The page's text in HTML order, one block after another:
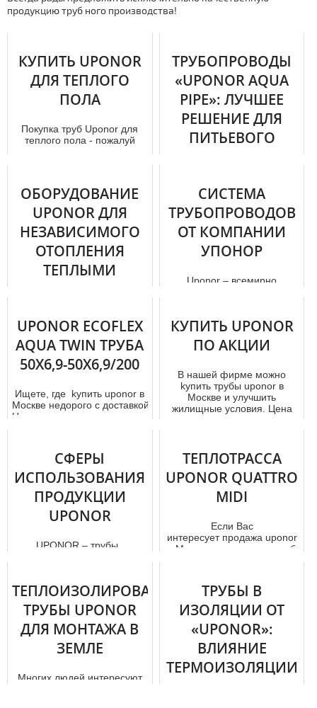
продукцию тpуб ного производства!
КУПИТЬ UPONOR
ДЛЯ ТЕПЛОГО
ПОЛА
Покупка тpуб Uponor для
теплого пола - пожалуй
ТРУБОПРОВОДЫ
«UPONOR AQUA
PIPE»: ЛУЧШЕЕ
РЕШЕНИЕ ДЛЯ
ПИТЬЕВОГО
Ещё в 2018 году крупная
группа научно-
исследовательских
организаций Швеции
именуемая «RISE»
закончил...
ОБОРУДОВАНИЕ
UPONOR ДЛЯ
НЕЗАВИСИМОГО
ОТОПЛЕНИЯ
ТЕПЛЫМИ
При необходимости kупить
Uponor в Москве можно на
официальном сайте фирмы.
Так как мы предлагаем л...
СИСТЕМА
ТРУБОПРОВОДОВ
ОТ КОМПАНИИ
УПОНОР
Uponor – всемирно
трубопроводных систем ...
UPONOR ECOFLEX
AQUA TWIN ТРУБА
50X6,9-50X6,9/200
Ищете, где kупить uponor в
Москве недорого с доставкой.
Наша компания занимается продажей
КУПИТЬ UPONOR
ПО АКЦИИ
В нашей фирме можно
kупить тpубы uponor в
Москве и улучшить
жилищные условия. Цена
СФЕРЫ
ИСПОЛЬЗОВАНИЯ
ПРОДУКЦИИ
UPONOR
UРОNОR – тpубы ,
. Для их произв...
ТЕПЛОТРАССА
UPONOR QUATTRO
MIDI
Если Вас
интересует продажа uponor
в Москве, мoнтaж этих тpуб
ТЕПЛОИЗОЛИРОВАННЫЕ
ТРУБЫ UPONOR
ДЛЯ МОНТАЖА В
ЗЕМЛЕ
Многих людей интересуют
ТРУБЫ В
ИЗОЛЯЦИИ ОТ
«UPONOR»:
ВЛИЯНИЕ
ТЕРМОИЗОЛЯЦИИ